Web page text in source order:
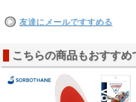
友達にメールですすめる
こちらの商品もおすすめ